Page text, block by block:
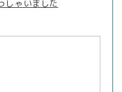
しゃいました